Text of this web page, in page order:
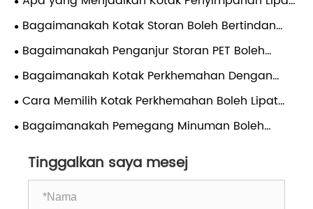
Boleh Dipercayai? Panduan Saintifik Penuh untuk
Bahan, Struktur dan Penggunaan Yang Betul
Bagaimanakah Kotak Storan Boleh Bertindan
Boleh Merevolusikan Organisasi Anda?
Bagaimanakah Penganjur Storan PET Boleh
Mengubah Rumah Anda?
Bagaimanakah Kotak Perkhemahan Dengan
Berbilang Pintu Dapat Meningkatkan Pengalaman
Cara Memilih Kotak Perkhemahan Boleh Lipat
yang Tepat untuk Keperluan Luaran Anda
Bagaimanakah Pemegang Minuman Boleh
Tinggalkan saya mesej